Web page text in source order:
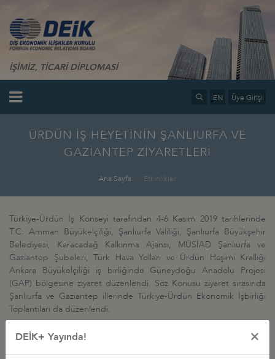
İŞİMİZ, TİCARİ DİPLOMASİ
EN Üye Girişi
ÜRDÜN İŞ HEYETİNİN ŞANLIURFA VE
GAZİANTEP ZİYARETLERİ
Ana Sayfa Etkinlikler
Türkiye-Ürdün İş Konseyi tarafından 4-6 Kasım 2019 tarihlerinde
T.C. Amman Büyükelçiliği, Şanlıurfa Valiliği, Şanlıurfa Büyükşehir
Belediyesi, Karacadağ Kalkınma Ajansı, MÜSİAD Şanlıurfa ve
Gaziantep Şubeleri, Türk Hava Yolları ve Ürdün Haşimi Krallığı
Ankara Büyükelçiliği iş birliğinde Güneydoğu Anadolu Projesi
(GAP) bölgesine ziyaret düzenlendi. Söz Konusu ziyaret sırasında
Şanlıurfa ve Gaziantep illerinde Türkiye-Ürdün Ekonomik İşbirliği
Toplantıları da düzenlendi.
DEİK+ Yayında! ×